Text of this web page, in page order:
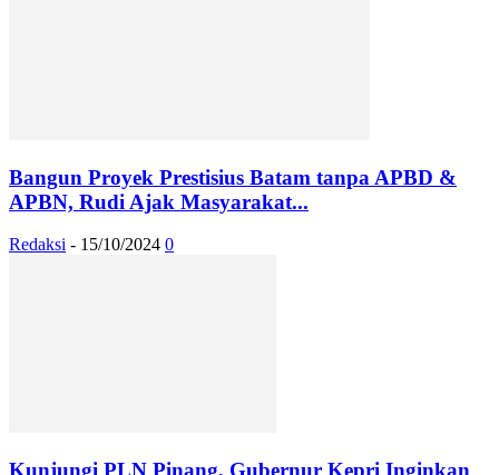
Bangun Proyek Prestisius Batam tanpa APBD &
APBN, Rudi Ajak Masyarakat...
Redaksi - 15/10/2024 0
Kunjungi PLN Pinang, Gubernur Kepri Inginkan